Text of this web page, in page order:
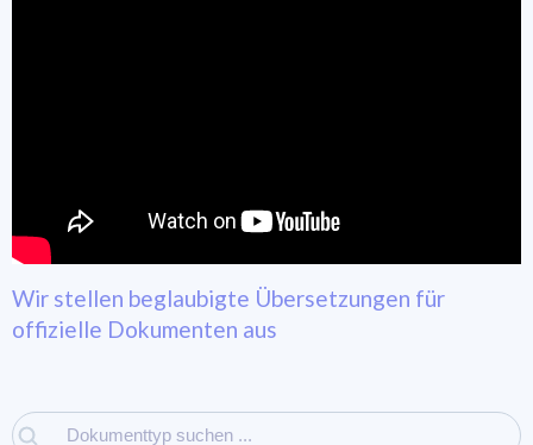
Wir stellen beglaubigte Übersetzungen für
offizielle Dokumenten aus